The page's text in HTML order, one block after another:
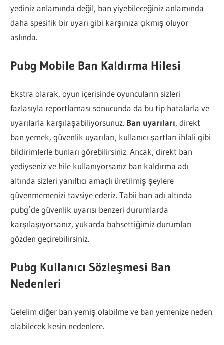
yediniz anlamında değil, ban yiyebileceğiniz anlamında
daha spesifik bir uyarı gibi karşınıza çıkmış oluyor
aslında.
Pubg Mobile Ban Kaldırma Hilesi
Ekstra olarak, oyun içerisinde oyuncuların sizleri
fazlasıyla reportlaması sonucunda da bu tip hatalarla ve
uyarılarla karşılaşabiliyorsunuz. Ban uyarıları, direkt
ban yemek, güvenlik uyarıları, kullanıcı şartları ihlali gibi
bildirimlerle bunları görebilirsiniz. Ancak, direkt ban
yediyseniz ve hile kullanıyorsanız ban kaldırma adı
altında sizleri yanıltıcı amaçlı üretilmiş şeylere
güvenmemenizi tavsiye ederiz. Tabii ban adı altında
pubg’de güvenlik uyarısı benzeri durumlarda
karşılaşıyorsanız, yukarda bahsettiğimiz durumları
gözden geçirebilirsiniz.
Pubg Kullanıcı Sözleşmesi Ban
Nedenleri
Gelelim diğer ban yemiş olabilme ve ban yemenize neden
olabilecek kesin nedenlere.